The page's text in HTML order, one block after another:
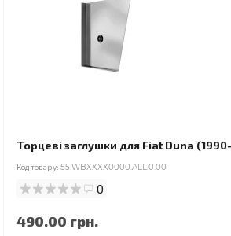
Торцеві заглушки для Fiat Duna
Код товару: 55.WBXXXX0000.ALL.0.00
0
490.00 грн.